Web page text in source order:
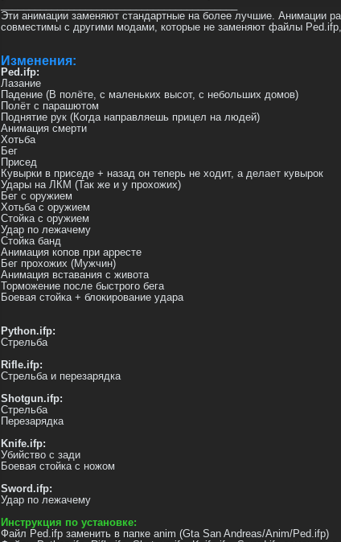
Эти анимации заменяют стандартные на более лучшие. Анимации
совместимы с другими модами, которые не заменяют файлы
Изменения:
Ped.ifp:
Лазание
Падение (В полёте, с маленьких высот, с небольших домов)
Полёт с парашютом
Поднятие рук (Когда направляешь прицел на людей)
Анимация смерти
Хотьба
Бег
Присед
Кувырки в приседе + назад он теперь не ходит, а делает кувырок
Удары на ЛКМ (Так же и у прохожих)
Бег с оружием
Хотьба с оружием
Стойка с оружием
Удар по лежачему
Стойка банд
Анимация копов при арресте
Бег прохожих (Мужчин)
Анимация вставания с живота
Торможение после быстрого бега
Боевая стойка + блокирование удара
Python.ifp:
Стрельба
Rifle.ifp:
Стрельба и перезарядка
Shotgun.ifp:
Стрельба
Перезарядка
Knife.ifp:
Убийство с зади
Боевая стойка с ножом
Sword.ifp:
Удар по лежачему
Инструкция по установке:
Файл Ped.ifp заменить в папке anim (Gta San Andreas/Anim/Ped.ifp)